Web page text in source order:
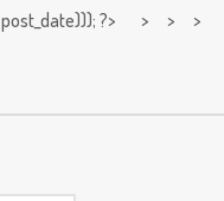
post_date))); ?> > > >